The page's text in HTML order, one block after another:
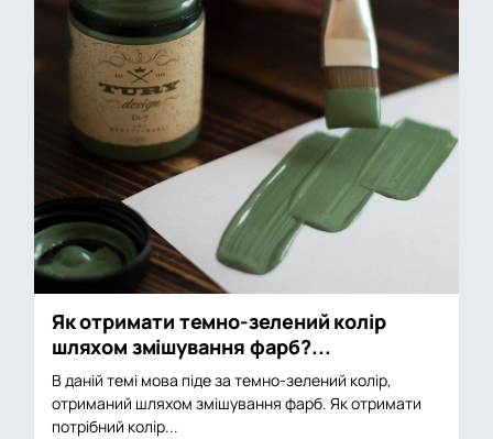
Як отримати темно-зелений колір
шляхом змішування фарб?...
В даній темі мова піде за темно-зелений колір,
отриманий шляхом змішування фарб. Як отримати
потрібний колір...